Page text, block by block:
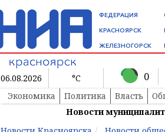
ФЕДЕРАЦИЯ
КРАСНОЯРСК
ЖЕЛЕЗНОГОРСК
06.08.2026 °C 0
Экономика
Политика Власть
Новости